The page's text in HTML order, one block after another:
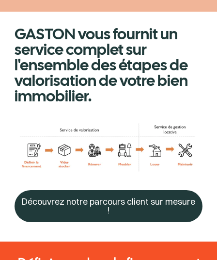
GASTON vous fournit un
service complet sur
l'ensemble des étapes de
valorisation de votre bien
immobilier.
Découvrez notre parcours client sur mesure
!